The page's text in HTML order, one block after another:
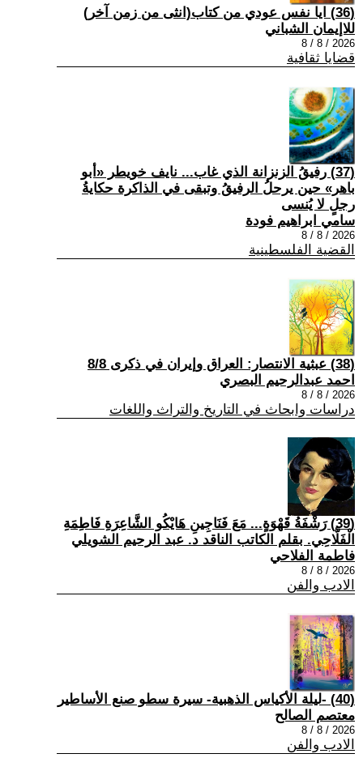
(36) ايا نفس عودي من كتاب(انثى من زمن آخر)
للاإيمان الشباني
2026 / 8 / 8
قضايا ثقافية
(37) رفيقُ الزنزانة الذي غاب... نايف خويطر «أبو
باهر» حين يرحلُ الرفيقُ وتبقى في الذاكرة حكايةُ
رجلٍ لا يُنسى
سامي ابراهيم فودة
2026 / 8 / 8
القضية الفلسطينية
(38) عبثية الانتصار: العراق وإيران في ذكرى 8/8
احمد عبدالرحيم البصري
2026 / 8 / 8
دراسات وابحاث في التاريخ والتراث واللغات
(39) رَشْفَةُ قَهْوَةٍ... مَعَ فَنَاجِينِ هَايْكُو الشَّاعِرَةِ فَاطِمَةِ
الْفَلَّاحِي. بقلم الكاتب الناقد د. عبد الرحيم الشويلي
فاطمة الفلاحي
2026 / 8 / 8
الادب والفن
(40) -ليلة الأكياس الذهبية- سيرة سطو صنع الأساطير
معتصم الصالح
2026 / 8 / 8
الادب والفن